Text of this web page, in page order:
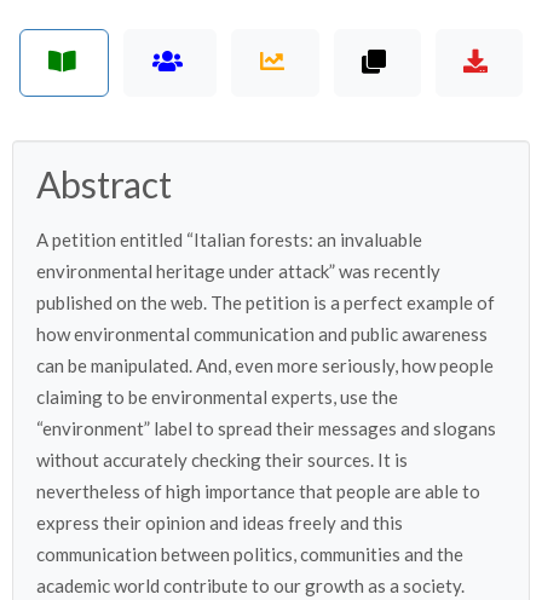
Abstract
A petition entitled “Italian forests: an invaluable
environmental heritage under attack” was recently
published on the web. The petition is a perfect example of
how environmental communication and public awareness
can be manipulated. And, even more seriously, how people
claiming to be environmental experts, use the
“environment” label to spread their messages and slogans
without accurately checking their sources. It is
nevertheless of high importance that people are able to
express their opinion and ideas freely and this
communication between politics, communities and the
academic world contribute to our growth as a society.